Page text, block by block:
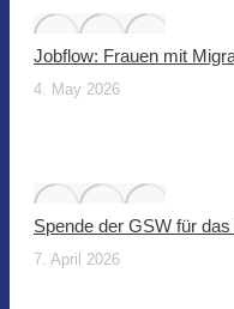
Jobflow: Frauen mit
4. May 2026
Spende der GSW für
7. April 2026